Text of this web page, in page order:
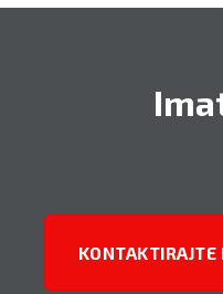
KONTAKTIRAJTE